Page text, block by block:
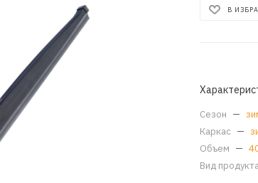
В
Сезон —
Каркас —
Объем —
Вид